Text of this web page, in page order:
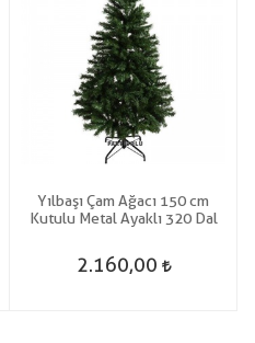
Yılbaşı Çam Ağacı 150 cm
Kutulu Metal Ayaklı 320 Dal
2.160,00